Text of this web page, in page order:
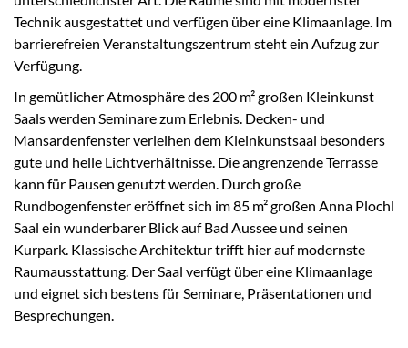
Technik ausgestattet und verfügen über eine Klimaanlage. Im
barrierefreien Veranstaltungszentrum steht ein Aufzug zur
Verfügung.
In gemütlicher Atmosphäre des 200 m² großen Kleinkunst
Saals werden Seminare zum Erlebnis. Decken- und
Mansardenfenster verleihen dem Kleinkunstsaal besonders
gute und helle Lichtverhältnisse. Die angrenzende Terrasse
kann für Pausen genutzt werden. Durch große
Rundbogenfenster eröffnet sich im 85 m² großen Anna Plochl
Saal ein wunderbarer Blick auf Bad Aussee und seinen
Kurpark. Klassische Architektur trifft hier auf modernste
Raumausstattung. Der Saal verfügt über eine Klimaanlage
und eignet sich bestens für Seminare, Präsentationen und
Besprechungen.